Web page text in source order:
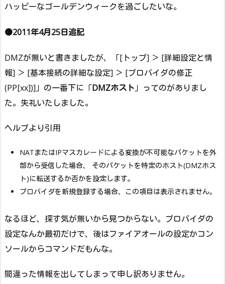
ハッピーなゴールデンウィークを過ごしたいな。
●2011年4月25日追記
DMZが無いと書きましたが、「[トップ] ＞ [詳細設定と情
報] ＞ [基本接続の詳細な設定] ＞ [プロバイダの修正
(PP[xx])]」の一番下に「DMZホスト」ってのがありまし
た。失礼いたしました。
ヘルプより引用
NATまたはIPマスカレードによる変換が不可能なパケットを外
部から受信した場合、 そのパケットを特定のホスト(DMZホス
ト)に転送するか否かを設定します。
プロバイダを新規登録する場合、この項目は表示されません。
なるほど、探す気が無いから見つからない。プロバイダの
設定なんか最初だけで、後はファイアオールの設定かコン
ソールからコマンドだもんな。
間違った情報を出してしまって申し訳ありません。